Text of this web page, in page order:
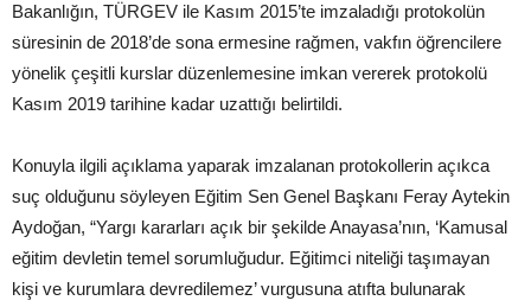
Bakanlığın, TÜRGEV ile Kasım 2015’te imzaladığı protokolün
süresinin de 2018’de sona ermesine rağmen, vakfın öğrencilere
yönelik çeşitli kurslar düzenlemesine imkan vererek protokolü
Kasım 2019 tarihine kadar uzattığı belirtildi.
Konuyla ilgili açıklama yaparak imzalanan protokollerin açıkca
suç olduğunu söyleyen Eğitim Sen Genel Başkanı Feray Aytekin
Aydoğan, “Yargı kararları açık bir şekilde Anayasa’nın, ‘Kamusal
eğitim devletin temel sorumluğudur. Eğitimci niteliği taşımayan
kişi ve kurumlara devredilemez’ vurgusuna atıfta bulunarak